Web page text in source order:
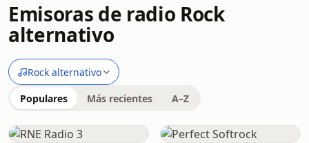
Emisoras de radio Rock
alternativo
Rock alternativo
Populares Más recientes A–Z